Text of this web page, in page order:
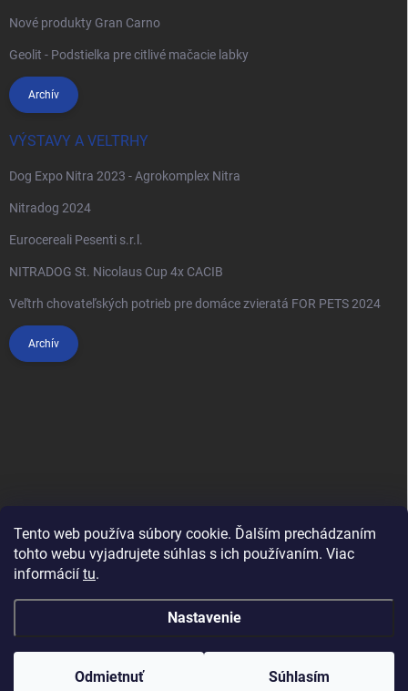
Tento web používa súbory cookie. Ďalším prechádzaním
tohto webu vyjadrujete súhlas s ich používaním. Viac
informácií tu.
Nastavenie
Odmietnuť Súhlasím
Nové produkty Gran Carno
Geolit - Podstielka pre citlivé mačacie labky
Archív
VÝSTAVY A VELTRHY
Dog Expo Nitra 2023 - Agrokomplex Nitra
Nitradog 2024
Eurocereali Pesenti s.r.l.
NITRADOG St. Nicolaus Cup 4x CACIB
Veľtrh chovateľských potrieb pre domáce zvieratá FOR PETS 2024
Archív
Copyright 2026Anipet.sk. Všetky práva vyhradené.Upraviť nastavenie